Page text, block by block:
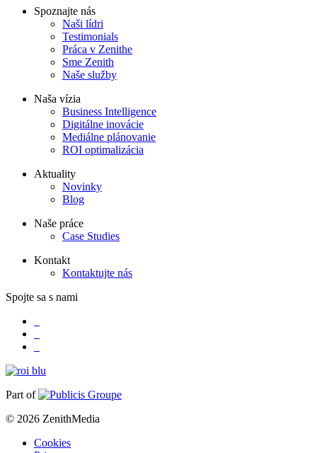
Spoznajte nás
Naši lídri
Testimonials
Práca v Zenithe
Sme Zenith
Naše služby
Naša vízia
Business Intelligence
Digitálne inovácie
Mediálne plánovanie
ROI optimalizácia
Aktuality
Novinky
Blog
Naše práce
Case Studies
Kontakt
Kontaktujte nás
Spojte sa s nami
Part of
© 2026 ZenithMedia
Cookies